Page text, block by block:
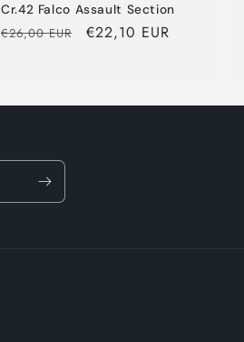
Cr.42 Falco Assault Section
Normaler
€26,00 EUR Verkaufspreis
€22,10 EUR